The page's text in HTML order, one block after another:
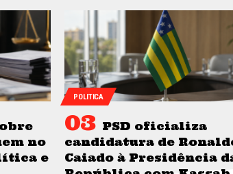
no
e
POLITICA
PSD oficializa
candidatura de
Caiado à Presidência